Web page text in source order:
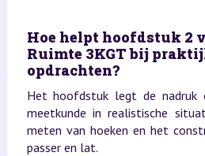
Hoe helpt hoofdstuk 2
Ruimte 3KGT bij
opdrachten?
Het hoofdstuk legt de nadruk
meetkunde in realistische
meten van hoeken en het
passer en lat.